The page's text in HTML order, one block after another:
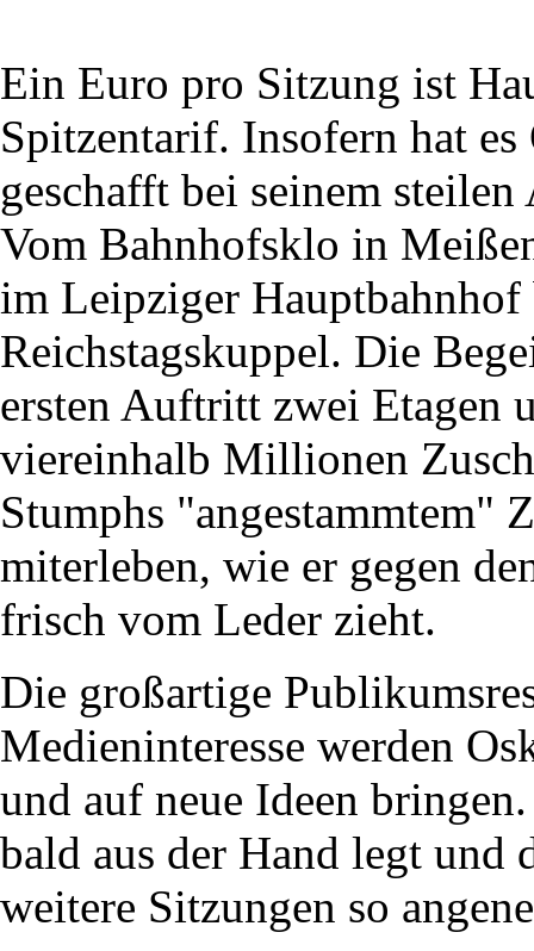
Ein Euro pro Sitzung ist
Spitzentarif. Insofern hat
geschafft bei seinem
Vom Bahnhofsklo in
im Leipziger
Reichstagskuppel. Die
ersten Auftritt zwei Etagen
viereinhalb Millionen
Stumphs "angestammtem"
miterleben, wie er gegen
frisch vom Leder zieht.
Die großartige
Medieninteresse werden
und auf neue Ideen
bald aus der Hand legt und
weitere Sitzungen so